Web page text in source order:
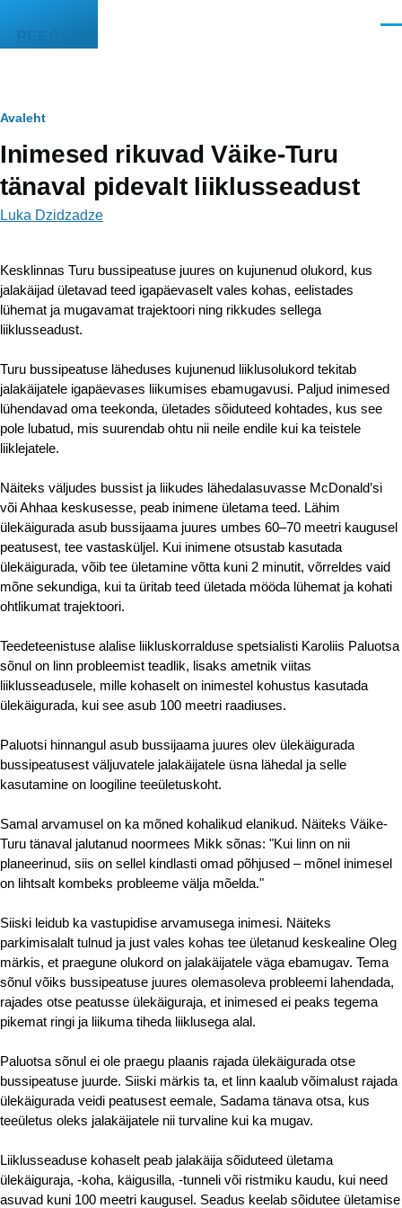
PEEGEL
Leivapuru
Avaleht
Inimesed rikuvad Väike-Turu
tänaval pidevalt liiklusseadust
Luka Dzidzadze
Kesklinnas Turu bussipeatuse juures on kujunenud olukord, kus
jalakäijad ületavad teed igapäevaselt vales kohas, eelistades
lühemat ja mugavamat trajektoori ning rikkudes sellega
liiklusseadust.
Turu bussipeatuse läheduses kujunenud liiklusolukord tekitab
jalakäijatele igapäevases liikumises ebamugavusi. Paljud inimesed
lühendavad oma teekonda, ületades sõiduteed kohtades, kus see
pole lubatud, mis suurendab ohtu nii neile endile kui ka teistele
liiklejatele.
Näiteks väljudes bussist ja liikudes lähedalasuvasse McDonald’si
või Ahhaa keskusesse, peab inimene ületama teed. Lähim
ülekäigurada asub bussijaama juures umbes 60–70 meetri kaugusel
peatusest, tee vastasküljel. Kui inimene otsustab kasutada
ülekäigurada, võib tee ületamine võtta kuni 2 minutit, võrreldes vaid
mõne sekundiga, kui ta üritab teed ületada mööda lühemat ja kohati
ohtlikumat trajektoori.
Teedeteenistuse alalise liikluskorralduse spetsialisti Karoliis Paluotsa
sõnul on linn probleemist teadlik, lisaks ametnik viitas
liiklusseadusele, mille kohaselt on inimestel kohustus kasutada
ülekäigurada, kui see asub 100 meetri raadiuses.
Paluotsi hinnangul asub bussijaama juures olev ülekäigurada
bussipeatusest väljuvatele jalakäijatele üsna lähedal ja selle
kasutamine on loogiline teeületuskoht.
Samal arvamusel on ka mõned kohalikud elanikud. Näiteks Väike-
Turu tänaval jalutanud noormees Mikk sõnas: "Kui linn on nii
planeerinud, siis on sellel kindlasti omad põhjused – mõnel inimesel
on lihtsalt kombeks probleeme välja mõelda."
Siiski leidub ka vastupidise arvamusega inimesi. Näiteks
parkimisalalt tulnud ja just vales kohas tee ületanud keskealine Oleg
märkis, et praegune olukord on jalakäijatele väga ebamugav. Tema
sõnul võiks bussipeatuse juures olemasoleva probleemi lahendada,
rajades otse peatusse ülekäiguraja, et inimesed ei peaks tegema
pikemat ringi ja liikuma tiheda liiklusega alal.
Paluotsa sõnul ei ole praegu plaanis rajada ülekäigurada otse
bussipeatuse juurde. Siiski märkis ta, et linn kaalub võimalust rajada
ülekäigurada veidi peatusest eemale, Sadama tänava otsa, kus
teeületus oleks jalakäijatele nii turvaline kui ka mugav.
Liiklusseaduse kohaselt peab jalakäija sõiduteed ületama
ülekäiguraja, -koha, käigusilla, -tunneli või ristmiku kaudu, kui need
asuvad kuni 100 meetri kaugusel. Seadus keelab sõidutee ületamise